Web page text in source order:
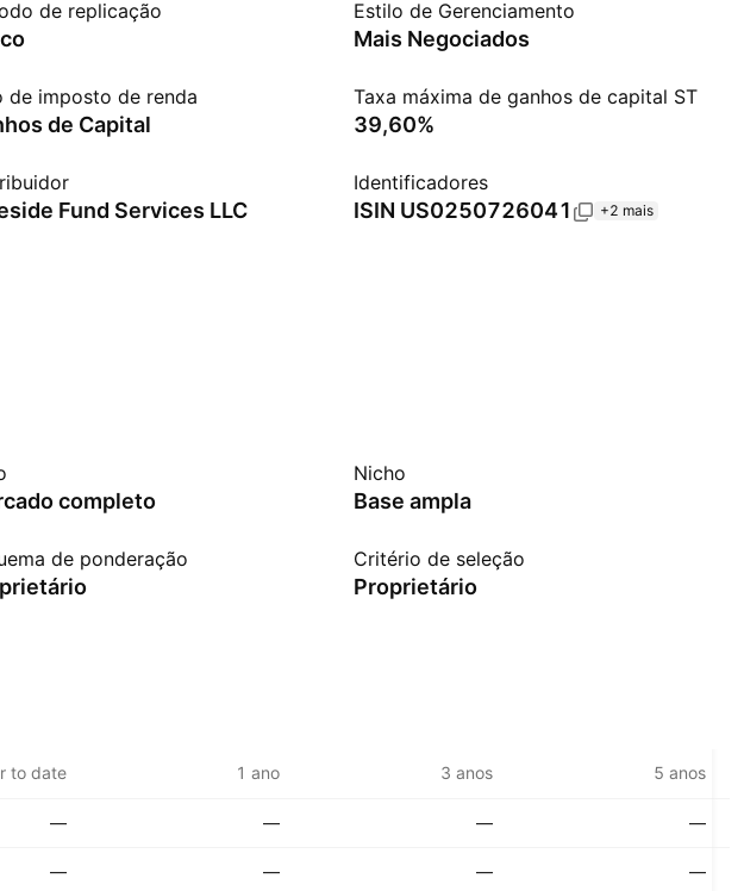
de replicação Estilo de Gerenciamento
Mais Negociados
de imposto de renda
de Capital
Taxa máxima de ganhos de capital ST
39,60%
Fund Services LLC
Identificadores
ISIN US0250726041 +2 mais
completo
Nicho
Base ampla
de ponderação Critério de seleção
Proprietário
to date 1 ano 3 anos 5 anos
— — — —
— — — —